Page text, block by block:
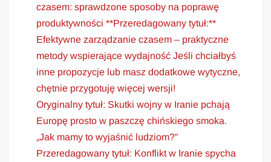
czasem: sprawdzone sposoby na poprawę
produktywności **Przeredagowany tytuł:**
Efektywne zarządzanie czasem – praktyczne
metody wspierające wydajność Jeśli chciałbyś
inne propozycje lub masz dodatkowe wytyczne,
chętnie przygotuję więcej wersji!
Oryginalny tytuł: Skutki wojny w Iranie pchają
Europę prosto w paszczę chińskiego smoka.
„Jak mamy to wyjaśnić ludziom?”
Przeredagowany tytuł: Konflikt w Iranie spycha